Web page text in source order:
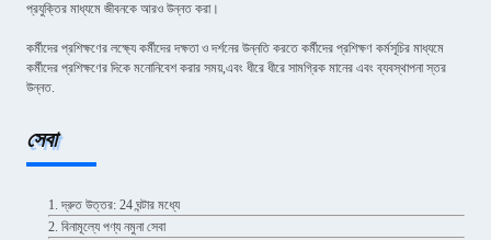
প্রযুক্তির মাধ্যমে জীবনকে আরও উন্নত করা।
কর্মীদের প্রশিক্ষণের লক্ষ্যে কর্মীদের দক্ষতা ও দর্শনের উন্নতি করতে কর্মীদের প্রশিক্ষণ কর্মসূচির মাধ্যমে
কর্মীদের প্রশিক্ষণের দিকে মনোনিবেশ করার সময়,এবং ধীরে ধীরে সামগ্রিক মানের এবং ব্যবস্থাপনা স্তর
উন্নত.
সেবা
1. দ্রুত উত্তর: 24 ঘন্টার মধ্যে
2. বিনামূল্যে পণ্য নমুনা সেবা